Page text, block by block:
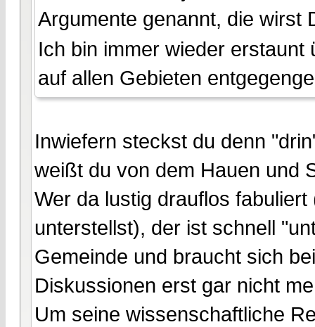
Argumente genannt, die wirst
Ich bin immer wieder
auf allen Gebieten
Inwiefern steckst du denn
weißt du von dem Hauen und
Wer da lustig drauflos
unterstellst), der ist schnell
Gemeinde und braucht sich
Diskussionen erst gar nicht
Um seine wissenschaftliche